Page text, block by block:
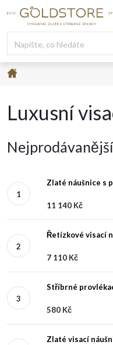
Luxusní
Nejprodávanější
Zlaté náušnice s
11 140 Kč
Řetízkové visací
7 110 Kč
Stříbrné
580 Kč
Zlaté visací